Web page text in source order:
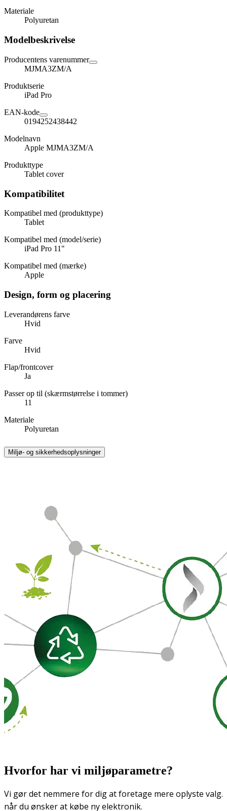
Materiale
Polyuretan
Modelbeskrivelse
Producentens varenummer
MJMA3ZM/A
Produktserie
iPad Pro
EAN-kode
0194252438442
Modelnavn
Apple MJMA3ZM/A
Produkttype
Tablet cover
Kompatibilitet
Kompatibel med (produkttype)
Tablet
Kompatibel med (model/serie)
iPad Pro 11"
Kompatibel med (mærke)
Apple
Design, form og placering
Leverandørens farve
Hvid
Farve
Hvid
Flap/frontcover
Ja
Passer op til (skærmstørrelse i tommer)
11
Materiale
Polyuretan
Miljø- og sikkerhedsoplysninger
Hvorfor har vi miljøparametre?
Vi gør det nemmere for dig at foretage mere oplyste valg.
når du ønsker at købe ny elektronik.